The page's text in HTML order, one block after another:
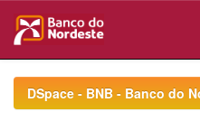
navigationDSpace - BNB - Banco do